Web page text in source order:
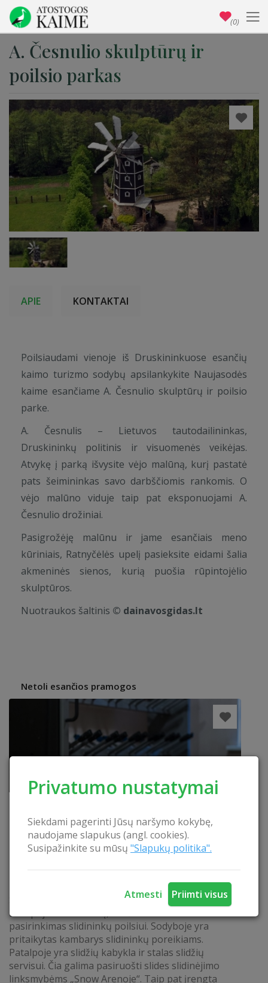
Privatumo nustatymai
Siekdami pagerinti Jūsų naršymo kokybę,
naudojame slapukus (angl. cookies).
Susipažinkite su mūsų "Slapukų politika".
Atmesti Priimti visus
A. Česnulio skulptūrų ir
poilsio parkas
APIE KONTAKTAI
Poilsiaudami vienoje iš Druskininkuose esančių
kaimo turizmo sodybų apsilankykite Naujasodės
kaime esančiame A. Česnulio skulptūrų ir poilsio
parke.
A. Česnulis – Lietuvos tautodailininkas,
Druskininkų politinis ir visuomenės veikėjas.
Atvykę į parką išvysite vėjo malūną, kurį pastatė
pats šeimininkas savo darbščiomis rankomis. O
vėjo malūno viduje taip pat eksponuojami A.
Česnulio drožiniai.
Pasigrožėję malūnu ir jame esančiais meno
kūriniais, Ratnyčėlės upelį pasieksite eidami šalia
akmeninės sienos, kurią puošia rūpintojėlio
skulptūros.
Nuotraukos šaltinis © dainavosgidas.lt
Netoli esančios pramogos
Sodyba "Ignė" įsikūrusi netolis vienos didžiausių
Europoje Snow arenų, todėl tai idealus
pasirinkimas slidininkų poilsiui. Sodyboje yra
pritaikytas kambarys slidininkų poreikiams.
Patalpoje yra slidžių kabykla ir stalas slidžių
servisui. Čia galima pasiruošti slides slidinėjimo
linksmybėms „Snow Arenoje“. Taip pat įrengta
(0)